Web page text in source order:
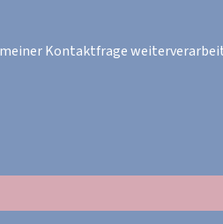
Kontaktfrage